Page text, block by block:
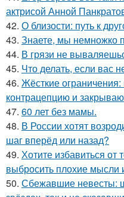
актрисой Анной
42. О близости: путь к
43. Знаете, мы немножко
44. В грязи не
45. Что делать, если вас
46. Жёсткие
контрацепцию и
47. 60 лет без мамы.
48. В России хотят
шаг вперёд или назад?
49. Хотите избавиться
выбросить плохие мысли
50. Сбежавшие невесты: